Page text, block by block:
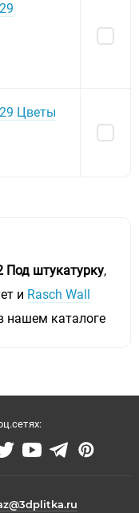
Цветы
Под штукатурку,
и Rasch Wall
нашем каталоге